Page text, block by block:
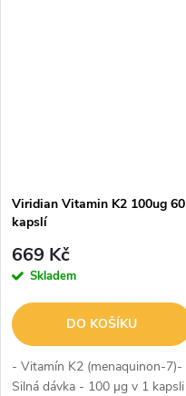
Viridian Vitamin K2 100ug 60
kapslí
669 Kč
Skladem
DO KOŠÍKU
- Vitamín K2 (menaquinon-7)-
Silná dávka - 100 µg v 1 kapsli